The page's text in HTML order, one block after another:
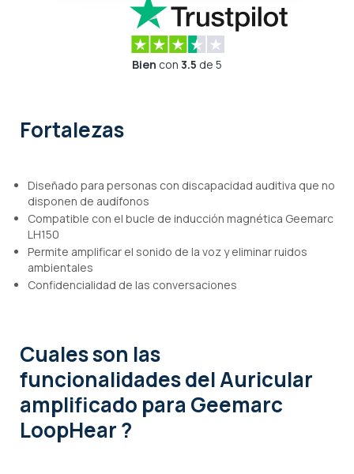
Bien con 3.5 de 5
Fortalezas
Diseñado para personas con discapacidad auditiva que no
disponen de audífonos
Compatible con el bucle de inducción magnética Geemarc
LH150
Permite amplificar el sonido de la voz y eliminar ruidos
ambientales
Confidencialidad de las conversaciones
Cuales son las
funcionalidadesdel Auricular
amplificado para Geemarc
LoopHear ?